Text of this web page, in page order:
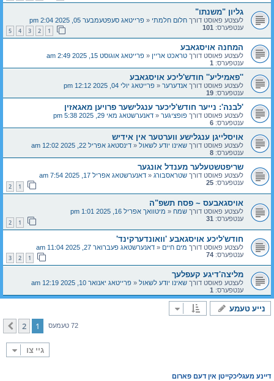
גליון "משנתו"
לעצטע פאוסט דורך חלום חלמתי « פרייטאג סעפטעמבער 05, 2025 2:04 pm
ענטפערס: 101
1
2
3
4
5
המחנה אויסגאבע
לעצטע פאוסט דורך טראכט אריין « פרייטאג אוגוסט 15, 2025 2:49 am
ענטפערס: 1
''פאמיליע'' חודש'ליכע אויסגאבע
לעצטע פאוסט דורך אנדערער « פרייטאג יולי 04, 2025 12:12 pm
ענטפערס: 19
'לבנה': נייער חודש'ליכער ענגלישער פרויען מאגאזין
לעצטע פאוסט דורך פופציגער « דאנערשטאג מאי 29, 2025 5:38 pm
ענטפערס: 6
אויסלייגן ענגלישע ווערטער אין אידיש
לעצטע פאוסט דורך שאינו יודע לשאול « דינסטאג אפריל 22, 2025 12:02 am
ענטפערס: 8
שריפטשטעלער מענדל אונגער
לעצטע פאוסט דורך שטראסבורג « דאנערשטאג אפריל 17, 2025 7:54 am
ענטפערס: 25
1
2
אויסגאבעס ~ פסח תשפ"ה
לעצטע פאוסט דורך שמח « מיטוואך אפריל 16, 2025 1:01 pm
ענטפערס: 31
1
2
חודש'ליכע אויסגאבע 'וואונדערקינד'
לעצטע פאוסט דורך מים חיים « דאנערשטאג פעברואר 27, 2025 11:04 am
ענטפערס: 74
1
2
3
מליצה'דיגע קעפלעך
לעצטע פאוסט דורך שאינו יודע לשאול « פרייטאג יאנואר 10, 2025 12:19 am
ענטפערס: 1
נייע טעמע
72 טעמעס 1
2
קומענדיגע
גיי צו
דיינע מעגליכקייטן אין דעם פארום